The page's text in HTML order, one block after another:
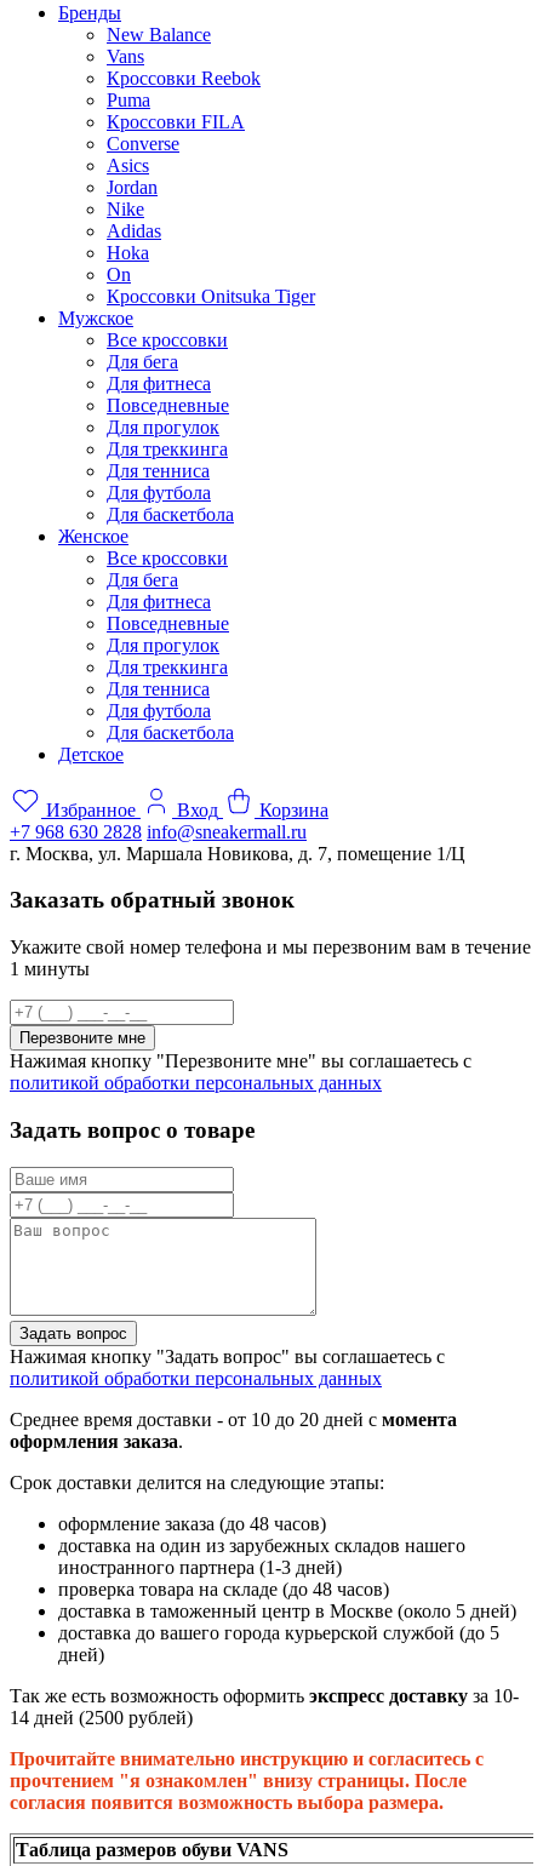
Бренды
New Balance
Vans
Кроссовки Reebok
Puma
Кроссовки FILA
Converse
Asics
Jordan
Nike
Adidas
Hoka
On
Кроссовки Onitsuka Tiger
Мужское
Все кроссовки
Для бега
Для фитнеса
Повседневные
Для прогулок
Для треккинга
Для тенниса
Для футбола
Для баскетбола
Женское
Все кроссовки
Для бега
Для фитнеса
Повседневные
Для прогулок
Для треккинга
Для тенниса
Для футбола
Для баскетбола
Детское
Избранное Вход
Корзина
+7 968 630 2828 info@sneakermall.ru
г. Москва, ул. Маршала Новикова, д. 7, помещение 1/Ц
Заказать обратный звонок
Укажите свой номер телефона и мы перезвоним вам в течение
1 минуты
Перезвоните мне
Нажимая кнопку "Перезвоните мне" вы соглашаетесь с
политикой обработки персональных данных
Задать вопрос о товаре
Задать вопрос
Нажимая кнопку "Задать вопрос" вы соглашаетесь с
политикой обработки персональных данных
Среднее время доставки - от 10 до 20 дней с момента
оформления заказа.
Срок доставки делится на следующие этапы:
оформление заказа (до 48 часов)
доставка на один из зарубежных складов нашего
иностранного партнера (1-3 дней)
проверка товара на складе (до 48 часов)
доставка в таможенный центр в Москве (около 5 дней)
доставка до вашего города курьерской службой (до 5
дней)
Так же есть возможность оформить экспресс доставку за 10-
14 дней (2500 рублей)
Прочитайте внимательно инструкцию и согласитесь с
прочтением "я ознакомлен" внизу страницы. После
согласия появится возможность выбора размера.
Таблица размеров обуви VANS